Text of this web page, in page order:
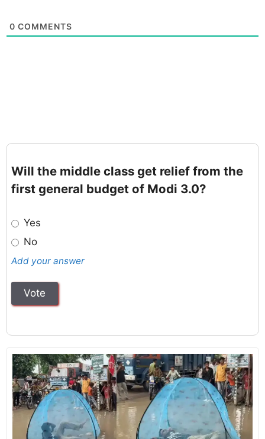
0 COMMENTS
Will the middle class get relief from the
first general budget of Modi 3.0?
Yes
No
Add your answer